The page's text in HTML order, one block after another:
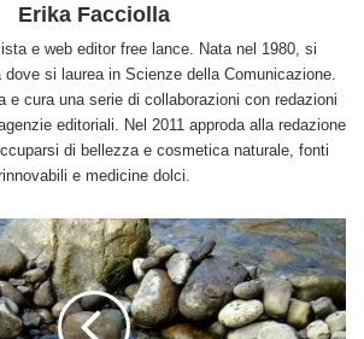
Erika Facciolla
e web editor free lance. Nata nel 1980, si
si laurea in Scienze della Comunicazione.
e cura una serie di collaborazioni con redazioni
editoriali. Nel 2011 approda alla redazione
di bellezza e cosmetica naturale, fonti
e medicine dolci.